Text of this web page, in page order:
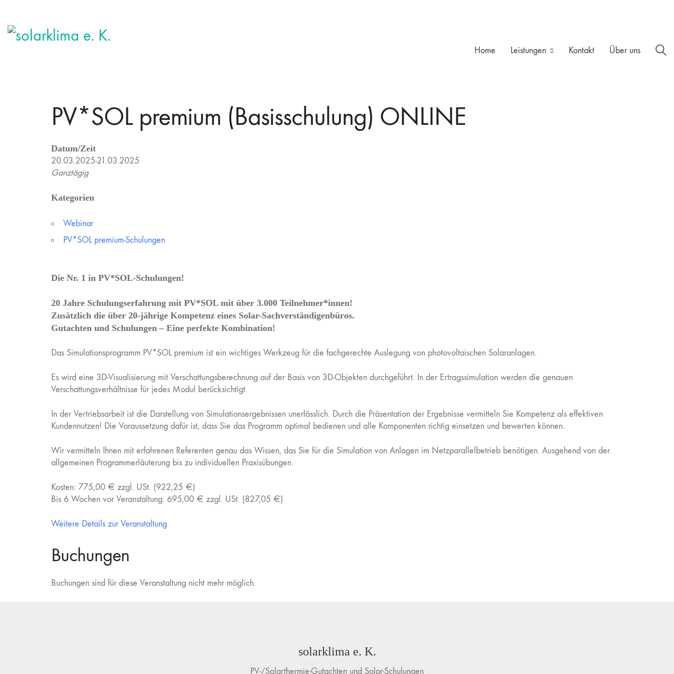
Home Leistungen Kontakt Über uns
PV*SOL premium (Basisschulung) ONLINE
Datum/Zeit
20.03.2025-21.03.2025
Ganztägig
Kategorien
Webinar
PV*SOL premium-Schulungen
Die Nr. 1 in PV*SOL-Schulungen!
20 Jahre Schulungserfahrung mit PV*SOL mit über 3.000 Teilnehmer*innen!
Zusätzlich die über 20-jährige Kompetenz eines Solar-Sachverständigenbüros.
Gutachten und Schulungen – Eine perfekte Kombination!
Das Simulationsprogramm PV*SOL premium ist ein wichtiges Werkzeug für die fachgerechte Auslegung von photovoltaischen Solaranlagen.
Es wird eine 3D-Visualisierung mit Verschattungsberechnung auf der Basis von 3D-Objekten durchgeführt. In der Ertragssimulation werden die genauen
Verschattungsverhältnisse für jedes Modul berücksichtigt.
In der Vertriebsarbeit ist die Darstellung von Simulationsergebnissen unerlässlich. Durch die Präsentation der Ergebnisse vermitteln Sie Kompetenz als effektiven
Kundennutzen! Die Voraussetzung dafür ist, dass Sie das Programm optimal bedienen und alle Komponenten richtig einsetzen und bewerten können.
Wir vermitteln Ihnen mit erfahrenen Referenten genau das Wissen, das Sie für die Simulation von Anlagen im Netzparallelbetrieb benötigen. Ausgehend von der
allgemeinen Programmerläuterung bis zu individuellen Praxisübungen.
Kosten: 775,00 € zzgl. USt. (922,25 €)
Bis 6 Wochen vor Veranstaltung: 695,00 € zzgl. USt. (827,05 €)
Weitere Details zur Veranstaltung
Buchungen
Buchungen sind für diese Veranstaltung nicht mehr möglich.
solarklima e. K.
PV-/Solarthermie-Gutachten und Solar-Schulungen